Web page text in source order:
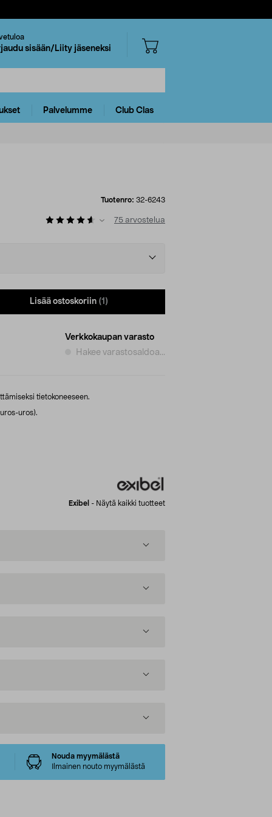
sisään/Liity jäseneksi
Palvelumme Club Clas
Tuotenro: 32-6243
75 arvostelua
Lisää ostoskoriin (1)
Verkkokaupan varasto
Hakee varastosaldoa...
tietokoneeseen.
uros).
Exibel - Näytä kaikki tuotteet
Nouda myymälästä
Ilmainen nouto myymälästä